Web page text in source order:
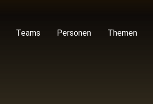
Teams Personen Themen